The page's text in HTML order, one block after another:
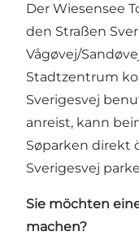
Der Wiesensee
den Straßen
Vågøvej/
Stadtzentrum
Sverigesvej
anreist, kann
Søparken direkt
Sverigesvej
Sie möchten
machen?